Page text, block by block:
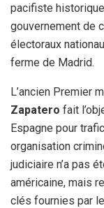
pacifiste
gouvernement de
électoraux
ferme de Madrid.
L’ancien Premier
Zapatero fait
Espagne pour
organisation
judiciaire n’a pas
américaine, mais
clés fournies par